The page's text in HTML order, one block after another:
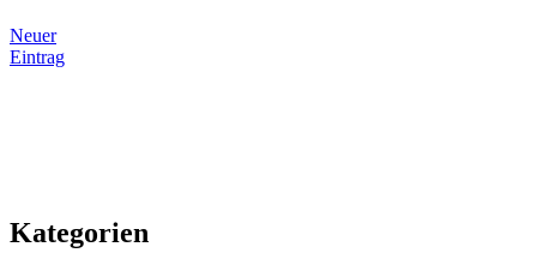
Neuer
Eintrag
Kategorien